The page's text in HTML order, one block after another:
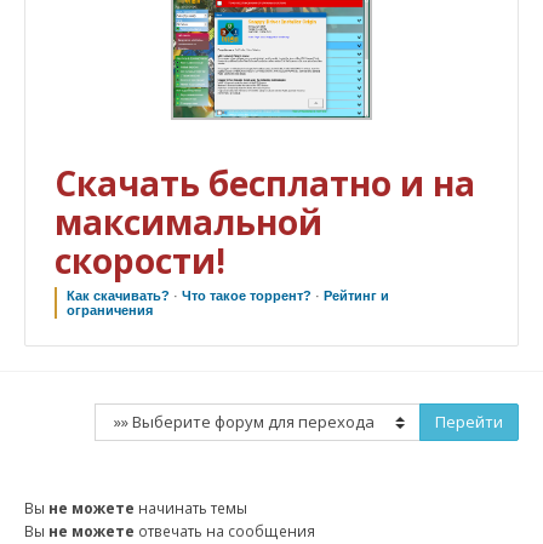
Скачать бесплатно и на
максимальной
скорости!
Как скачивать? ·Что такое торрент? · Рейтинг и
ограничения
Вы не можете начинать темы
Вы не можете отвечать на сообщения